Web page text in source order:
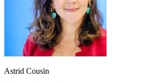
Astrid Cousin